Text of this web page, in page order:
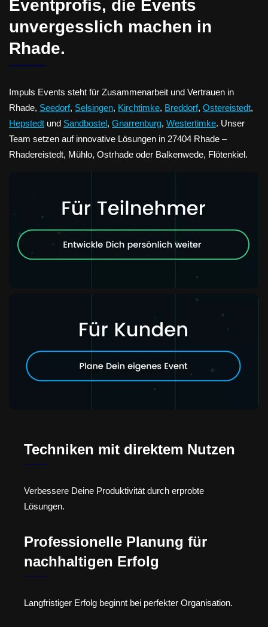
Eventprofis, die Events
unvergesslich machen in
Rhade.
Impuls Events steht für Zusammenarbeit und Vertrauen in
Rhade, Seedorf, Selsingen, Kirchtimke, Breddorf, Ostereistedt,
Hepstedt und Sandbostel, Gnarrenburg, Westertimke. Unser
Team setzen auf innovative Lösungen in 27404 Rhade –
Rhadereistedt, Mühlo, Ostrhade oder Balkenwede, Flötenkiel.
Techniken mit direktem Nutzen
Verbessere Deine Produktivität durch erprobte
Lösungen.
Professionelle Planung für
nachhaltigen Erfolg
Langfristiger Erfolg beginnt bei perfekter Organisation.